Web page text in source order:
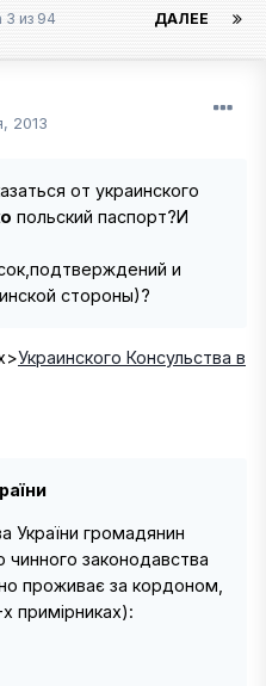
ДАЛЕЕ
3 из 94
2013
от украинского
польский паспорт?И
и
стороны)?
Украинского Консульства в
України громадянин
чинного законодавства
проживає за кордоном,
примірниках):